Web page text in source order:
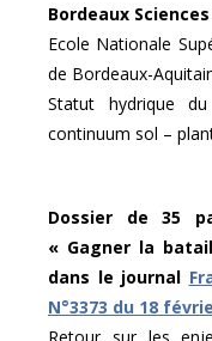
Bordeaux
Ecole Nationale
de Bordeaux-
Statut hydrique
continuum sol –
Dossier de 35
« Gagner la
dans le journal
N°3373 du 18